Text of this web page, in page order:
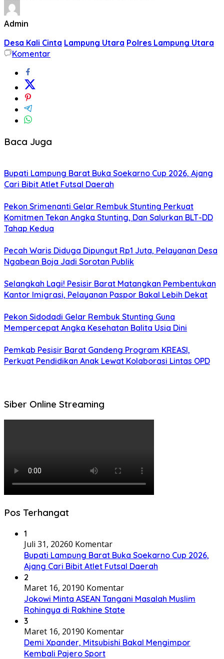
Admin
Desa Kali Cinta Lampung Utara Polres Lampung Utara
Komentar
Baca Juga
Bupati Lampung Barat Buka Soekarno Cup 2026, Ajang
Cari Bibit Atlet Futsal Daerah
Pekon Srimenanti Gelar Rembuk Stunting Perkuat
Komitmen Tekan Angka Stunting, Dan Salurkan BLT-DD
Tahap Kedua
Pecah Waris Diduga Dipungut Rp1 Juta, Pelayanan Desa
Ngabean Boja Jadi Sorotan Publik
Selangkah Lagi! Pesisir Barat Matangkan Pembentukan
Kantor Imigrasi, Pelayanan Paspor Bakal Lebih Dekat
Pekon Sidodadi Gelar Rembuk Stunting Guna
Mempercepat Angka Kesehatan Balita Usia Dini
Pemkab Pesisir Barat Gandeng Program KREASI,
Perkuat Pendidikan Anak Lewat Kolaborasi Lintas OPD
Siber Online Streaming
Pos Terhangat
1
Juli 31, 20260 Komentar
Bupati Lampung Barat Buka Soekarno Cup 2026,
Ajang Cari Bibit Atlet Futsal Daerah
2
Maret 16, 20190 Komentar
Jokowi Minta ASEAN Tangani Masalah Muslim
Rohingya di Rakhine State
3
Maret 16, 20190 Komentar
Demi Xpander, Mitsubishi Bakal Mengimpor
Kembali Pajero Sport